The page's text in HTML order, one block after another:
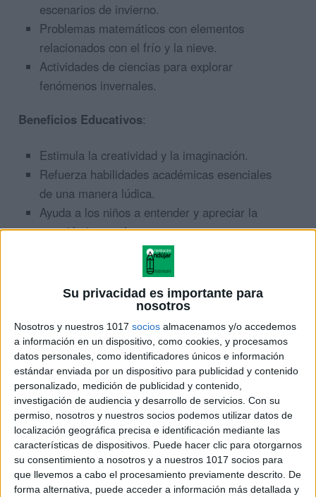
Su privacidad es importante para
nosotros
Nosotros y nuestros 1017 socios almacenamos y/o accedemos
a información en un dispositivo, como cookies, y procesamos
datos personales, como identificadores únicos e información
estándar enviada por un dispositivo para publicidad y contenido
personalizado, medición de publicidad y contenido,
investigación de audiencia y desarrollo de servicios. Con su
permiso, nosotros y nuestros socios podemos utilizar datos de
localización geográfica precisa e identificación mediante las
características de dispositivos. Puede hacer clic para otorgarnos
su consentimiento a nosotros y a nuestros 1017 socios para
que llevemos a cabo el procesamiento previamente descrito. De
forma alternativa, puede acceder a información más detallada y
escenarios de invierno.
Problemas matemáticos con elementos
relacionados con el frío y la nieve.
Actividades de ciencias para explorar
fenómenos invernales.
Beneficios Educativos:
Estimula la creatividad y la imaginación.
Refuerza habilidades académicas esenciales
de una manera lúdica.
Ayuda a los niños a entender y apreciar la
estación invernal.
Fomenta el aprendizaje activo y el interés
por explorar nuevos temas.
Ideas para Padres y Educadores:
Utiliza el cuaderno como material
complementario en clase.
Anima a los niños a compartir sus trabajos y
reflexiones sobre el invierno.
Organiza actividades grupales utilizando las
fichas para fomentar la colaboración.
Conclusión: Este cuaderno de fichas educativas es
una herramienta perfecta para mantener a los niños